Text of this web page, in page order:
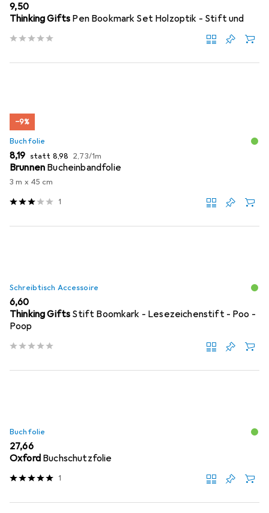
EUR
9,50
Thinking Gifts Pen Bookmark Set Holzoptik - Stift und
−9%
Buchfolie
EUR
8,19 statt EUR
8,98 EUR
2,73/1m
Brunnen Bucheinbandfolie
3 m x 45 cm
1
Schreibtisch Accessoire
EUR
6,60
Thinking Gifts Stift Boomkark - Lesezeichenstift - Poo -
Poop
Buchfolie
EUR
27,66
Oxford Buchschutzfolie
1